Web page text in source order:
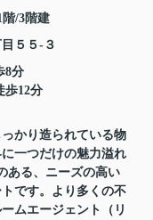
階/3階建
目５５-３
8分
歩12分
かり造られている物
一つだけの魅力溢れ
ある、ニーズの高い
です。より多くの不
ムエージェント（リ